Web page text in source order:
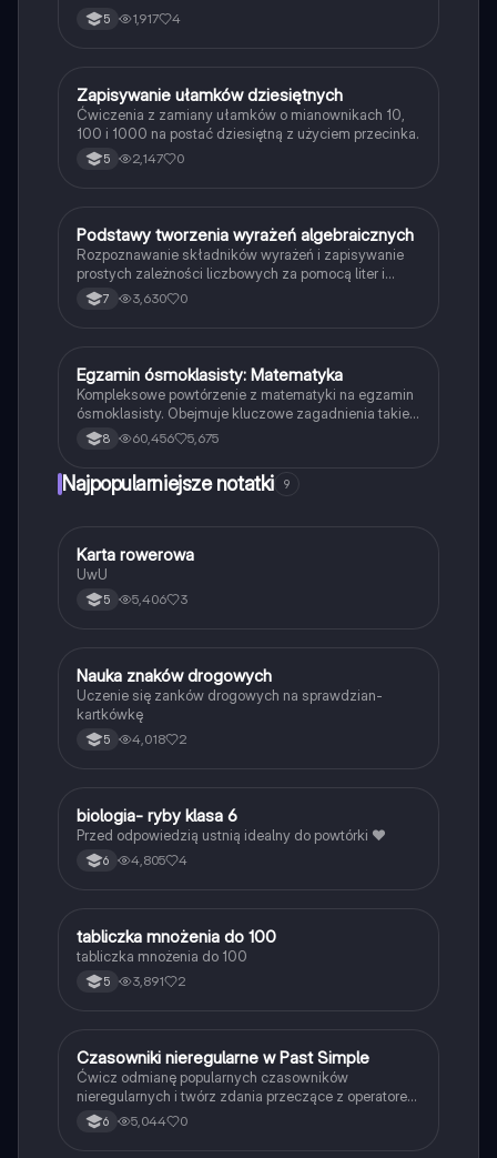
5 1,917 4
ZMatematyka
Zapisywanie ułamków dziesiętnych
Ćwiczenia z zamiany ułamków o mianownikach 10,
100 i 1000 na postać dziesiętną z użyciem przecinka.
5 2,147 0
PMatematyka
Podstawy tworzenia wyrażeń algebraicznych
Rozpoznawanie składników wyrażeń i zapisywanie
prostych zależności liczbowych za pomocą liter i
symboli.
7 3,630 0
Matematyka
Egzamin ósmoklasisty: Matematyka
Kompleksowe powtórzenie z matematyki na egzamin
ósmoklasisty. Obejmuje kluczowe zagadnienia takie
jak działania na ułamkach, potęgi, obliczanie pól i
objętości figur, średnia arytmetyczna, mediana oraz
przygotowujących się do egzaminu. Typ:
8 60,456 5,675
Najpopularniejsze notatki 9
KTechnika
Karta rowerowa
UwU
5 5,406 3
NTechnika
Nauka znaków drogowych
Uczenie się zanków drogowych na sprawdzian-
kartkówkę
5 4,018 2
BBiologia
biologia- ryby klasa 6
Przed odpowiedzią ustnią idealny do powtórki ❤️
6 4,805 4
TMatematyka
tabliczka mnożenia do 100
tabliczka mnożenia do 100
5 3,891 2
CJęzyk angielski
Czasowniki nieregularne w Past Simple
Ćwicz odmianę popularnych czasowników
nieregularnych i twórz zdania przeczące z operatorem
didn't w czasie Past Simple.
6 5,044 0